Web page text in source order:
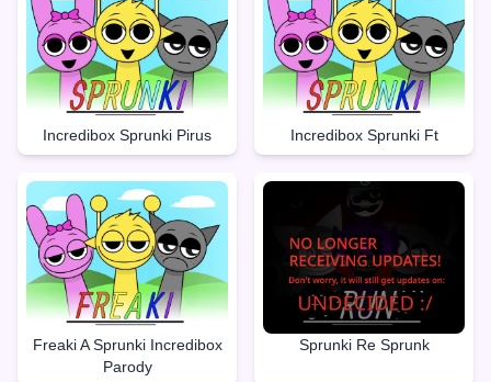
Incredibox Sprunki Pirus Incredibox Sprunki Ft
Freaki A Sprunki Incredibox
Parody
Sprunki Re Sprunk